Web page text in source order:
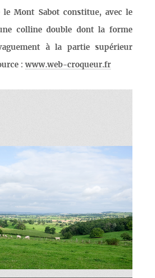
le Mont Sabot constitue, avec le
colline double dont la forme
à la partie supérieur
:www.web-croqueur.fr